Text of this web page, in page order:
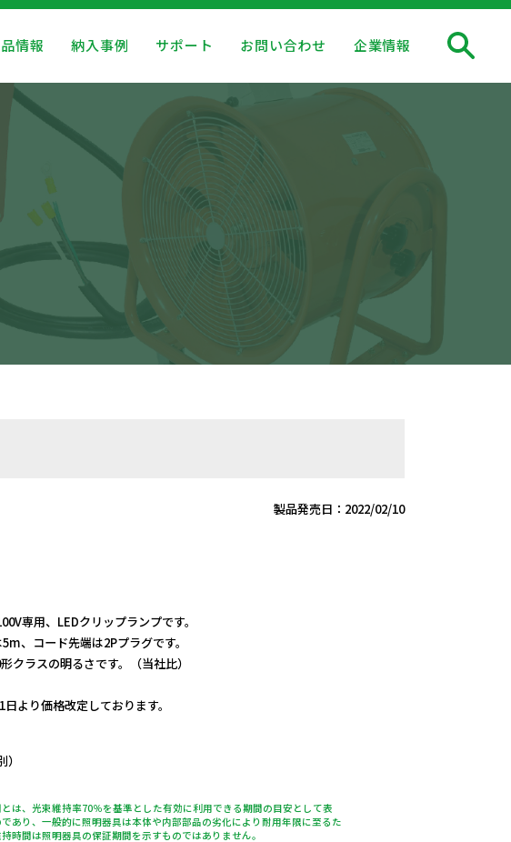
情報 納入事例 サポート お問い合わせ 企業情報
製品発売日：2022/02/10
専用、LEDクリップランプです。
、コード先端は2Pプラグです。
クラスの明るさです。（当社比）
より価格改定しております。
は、光束維持率70％を基準とした有効に利用できる期間の目安として表
あり、一般的に照明器具は本体や内部部品の劣化により耐用年限に至るた
時間は照明器具の保証期間を示すものではありません。